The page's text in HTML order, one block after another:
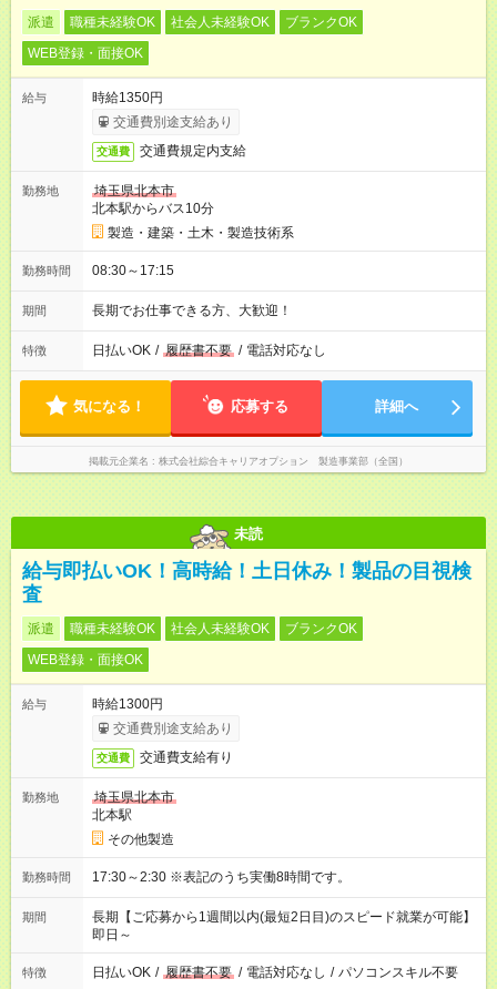
派遣 職種未経験OK 社会人未経験OK
ブランクOK
WEB登録・面接OK
給与
時給1350円
交通費別途支給あり
交通費 交通費規定内支給
勤務地
埼玉県北本市
北本駅からバス10分
製造・建築・土木・製造技術系
勤務時間 08:30～17:15
期間 長期でお仕事できる方、大歓迎！
特徴 日払いOK / 履歴書不要 / 電話対応なし
気になる！ 応募する 詳細へ
掲載元企業名 株式会社綜合キャリアオプション 製造事業部（全国）
未読
給与即払いOK！高時給！土日休み！製品の目視検
査
派遣 職種未経験OK 社会人未経験OK
ブランクOK
WEB登録・面接OK
給与
時給1300円
交通費別途支給あり
交通費 交通費支給有り
勤務地
埼玉県北本市
北本駅
その他製造
勤務時間 17:30～2:30 ※表記のうち実働8時間です。
期間
長期【ご応募から1週間以内(最短2日目)のスピード就業が可能】
即日～
特徴 日払いOK / 履歴書不要 / 電話対応なし / パソコンスキル不要